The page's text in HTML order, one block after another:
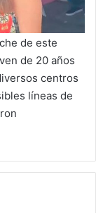
de este
de 20 años
centros
líneas de